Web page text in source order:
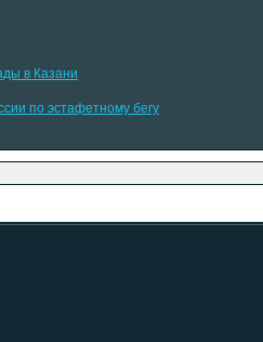
в Казани
по эстафетному бегу